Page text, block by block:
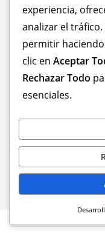
08:00 - 20:00 hr
©
experiencia,
analizar el
permitir
clic en Aceptar
Rechazar Todo
esenciales.